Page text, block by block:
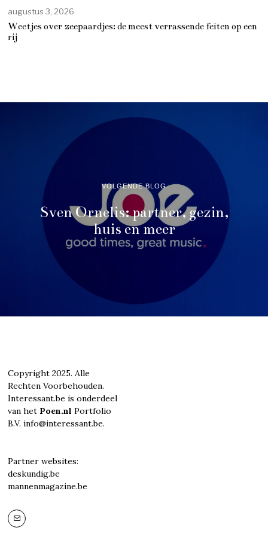
augustus 3, 2026
Weetjes over zeepaardjes: de meest verrassende feiten op een
rij
VOLGENDE BLOG
Sven Ornelis: partner, gezin,
huis en meer
Copyright 2025. Alle
Rechten Voorbehouden.
Interessant.be is onderdeel
van het Poen.nl Portfolio
B.V. info@interessant.be.
Partner websites:
deskundig.be
mannenmagazine.be